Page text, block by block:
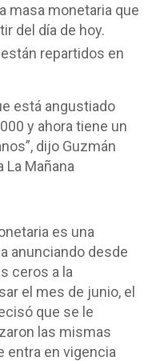
masa monetaria que
del día de hoy.
repartidos en
está angustiado
y ahora tiene un
dijo Guzmán
Mañana
es una
anunciando desde
ceros a la
el mes de junio, el
que se le
las mismas
entra en vigencia